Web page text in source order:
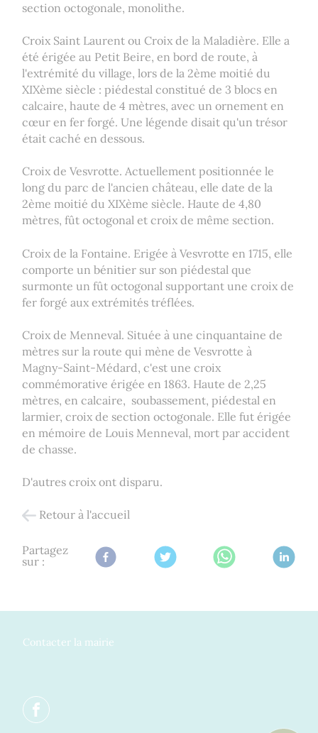
section octogonale, monolithe.
Croix Saint Laurent ou Croix de la Maladière. Elle a
été érigée au Petit Beire, en bord de route, à
l'extrémité du village, lors de la 2ème moitié du
XIXème siècle : piédestal constitué de 3 blocs en
calcaire, haute de 4 mètres, avec un ornement en
cœur en fer forgé. Une légende disait qu'un trésor
était caché en dessous.
Croix de Vesvrotte. Actuellement positionnée le
long du parc de l'ancien château, elle date de la
2ème moitié du XIXème siècle. Haute de 4,80
mètres, fût octogonal et croix de même section.
Croix de la Fontaine. Erigée à Vesvrotte en 1715, elle
comporte un bénitier sur son piédestal que
surmonte un fût octogonal supportant une croix de
fer forgé aux extrémités tréflées.
Croix de Menneval. Située à une cinquantaine de
mètres sur la route qui mène de Vesvrotte à
Magny-Saint-Médard, c'est une croix
commémorative érigée en 1863. Haute de 2,25
mètres, en calcaire, soubassement, piédestal en
larmier, croix de section octogonale. Elle fut érigée
en mémoire de Louis Menneval, mort par accident
de chasse.
D'autres croix ont disparu.
Retour à l'accueil
Partagez
sur :
Contacter la mairie